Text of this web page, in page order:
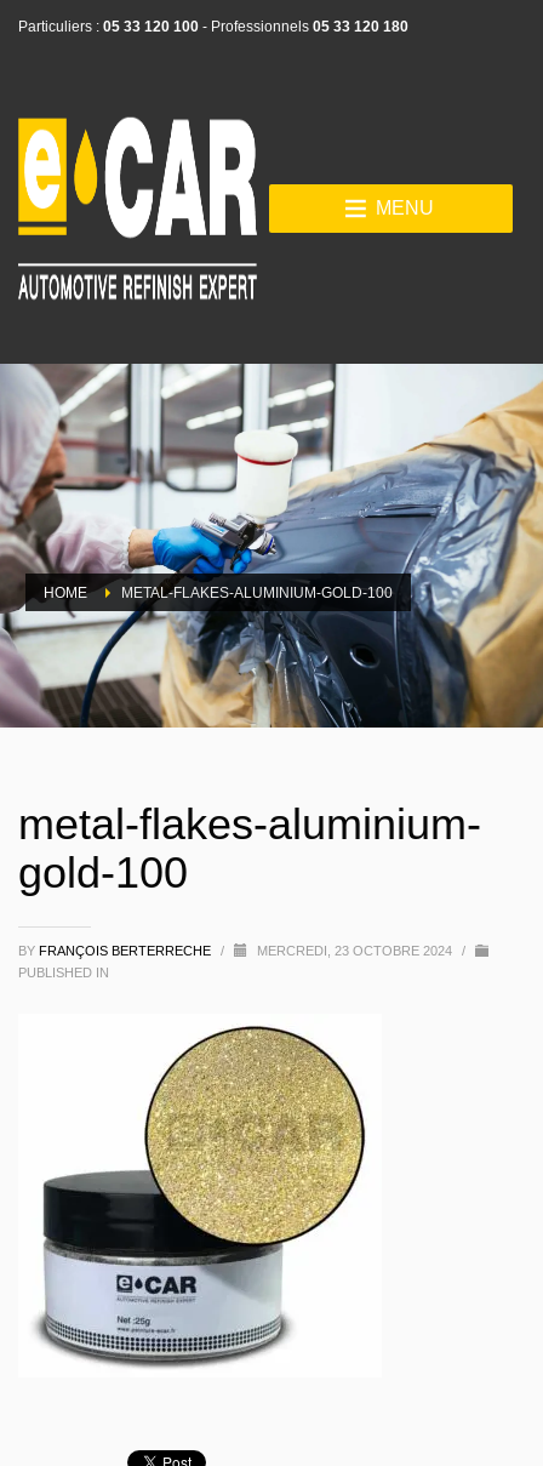
Particuliers : 05 33 120 100 - Professionnels 05 33 120 180
MENU
HOME METAL-FLAKES-ALUMINIUM-GOLD-100
metal-flakes-aluminium-
gold-100
BY FRANÇOIS BERTERRECHE / MERCREDI, 23 OCTOBRE 2024
/
PUBLISHED IN